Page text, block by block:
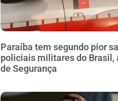
Paraíba tem segundo pior
policiais militares do Brasil,
de Segurança